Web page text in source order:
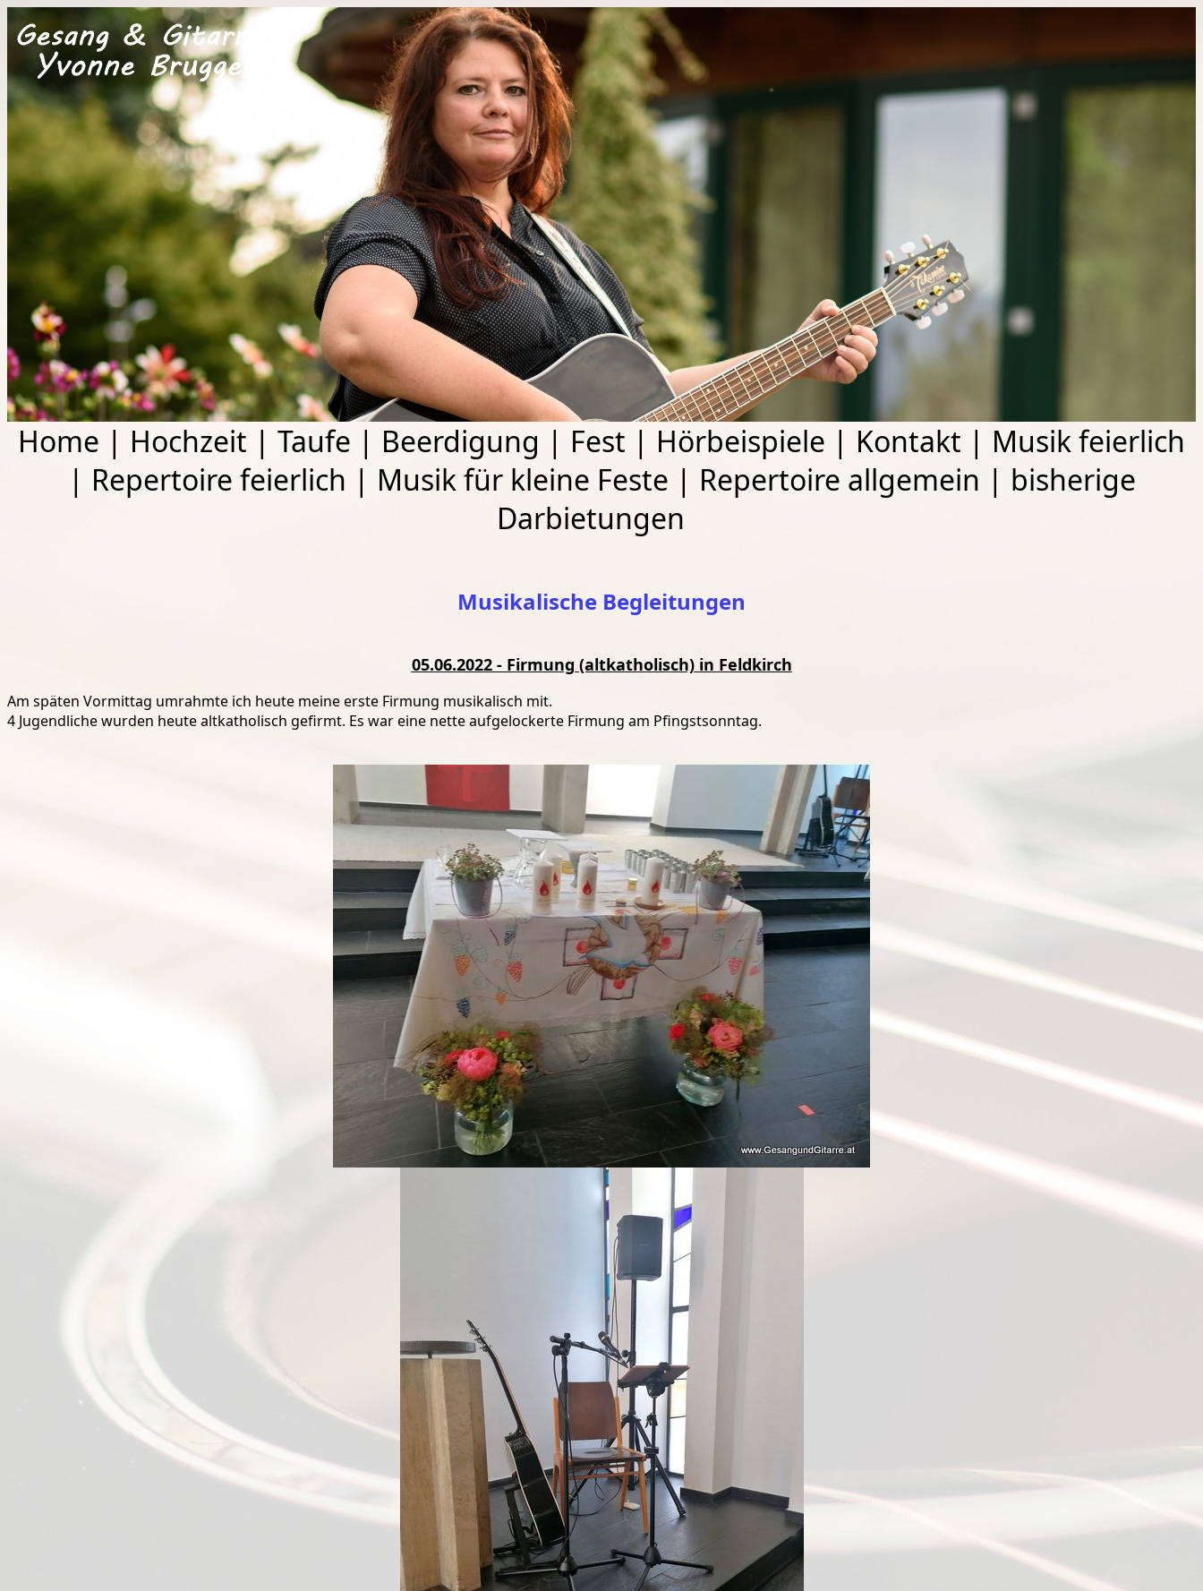
Home | Hochzeit | Taufe | Beerdigung | Fest | Hörbeispiele | Kontakt | Musik feierlich
| Repertoire feierlich | Musik für kleine Feste | Repertoire allgemein | bisherige
Darbietungen
Musikalische Begleitungen
05.06.2022 - Firmung (altkatholisch) in Feldkirch
Am späten Vormittag umrahmte ich heute meine erste Firmung musikalisch mit.
4 Jugendliche wurden heute altkatholisch gefirmt. Es war eine nette aufgelockerte Firmung am Pfingstsonntag.